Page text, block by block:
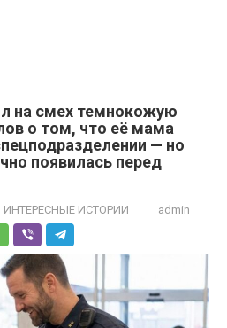
на смех темнокожую
о том, что её мама
— но
появилась перед
ИНТЕРЕСНЫЕ ИСТОРИИ admin